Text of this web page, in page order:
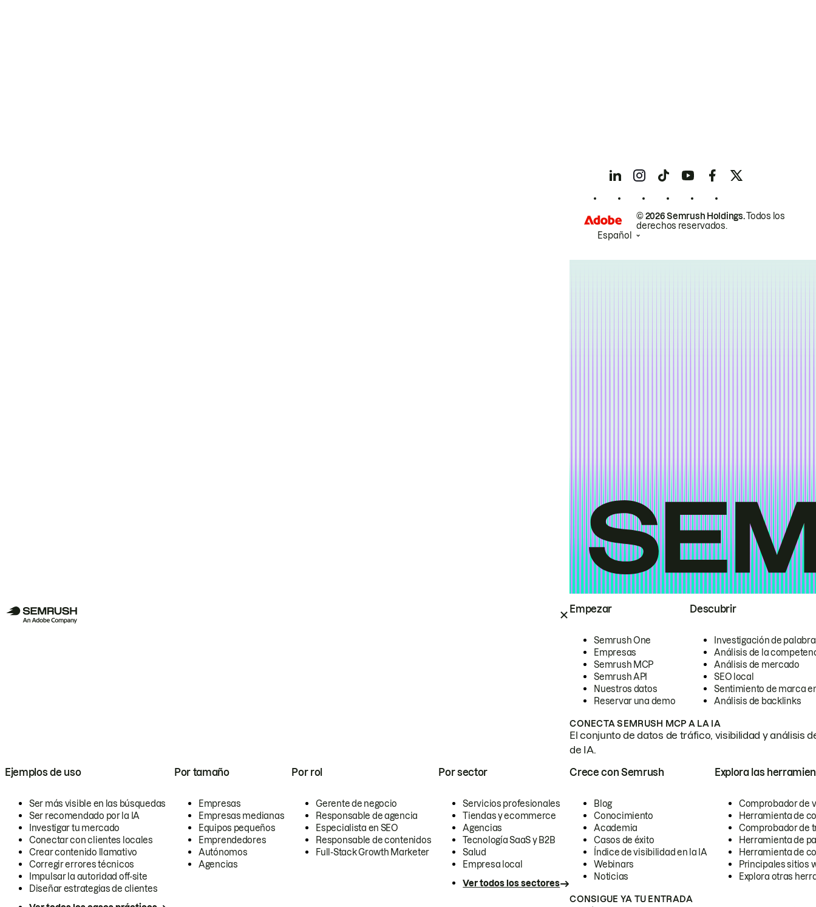
Empezar
Semrush One
Empresas
Semrush MCP
Semrush API
Nuestros datos
Reservar una demo
Descubrir
Investigación de
Análisis de la
Análisis de mercado
SEO local
Sentimiento de marca
Análisis de backlinks
CONECTA SEMRUSH MCP A LA IA
El conjunto de datos de tráfico, visibilidad y análisis
de IA.
Ejemplos de uso
Ser más visible en las búsquedas
Ser recomendado por la IA
Investigar tu mercado
Conectar con clientes locales
Crear contenido llamativo
Corregir errores técnicos
Impulsar la autoridad off-site
Diseñar estrategias de clientes
Por tamaño
Empresas
Empresas medianas
Equipos pequeños
Emprendedores
Autónomos
Agencias
Por rol
Gerente de negocio
Responsable de agencia
Especialista en SEO
Responsable de contenidos
Full-Stack Growth Marketer
Por sector
Servicios profesionales
Tiendas y ecommerce
Agencias
Tecnología SaaS y B2B
Salud
Empresa local
Ver todos los sectores
Crece con Semrush
Blog
Conocimiento
Academia
Casos de éxito
Índice de visibilidad en la IA
Webinars
Noticias
Explora las
Comprobador de
Herramienta de
Comprobador de
Herramienta de
Herramienta de
Principales sitios
Explora otras
CONSIGUE YA TU ENTRADA
© 2026 Semrush Holdings.Todos los
derechos reservados.
Español